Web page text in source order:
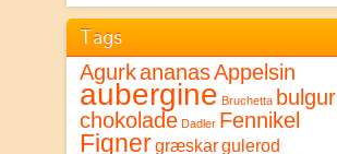
Tags
AgurkananasAppelsin
aubergine Bruchetta bulgur
chokolade Dadler Fennikel
Fignergræskargulerod